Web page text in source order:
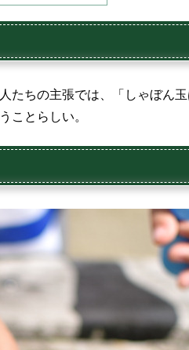
たちの主張では、「しゃぼん
ことらしい。